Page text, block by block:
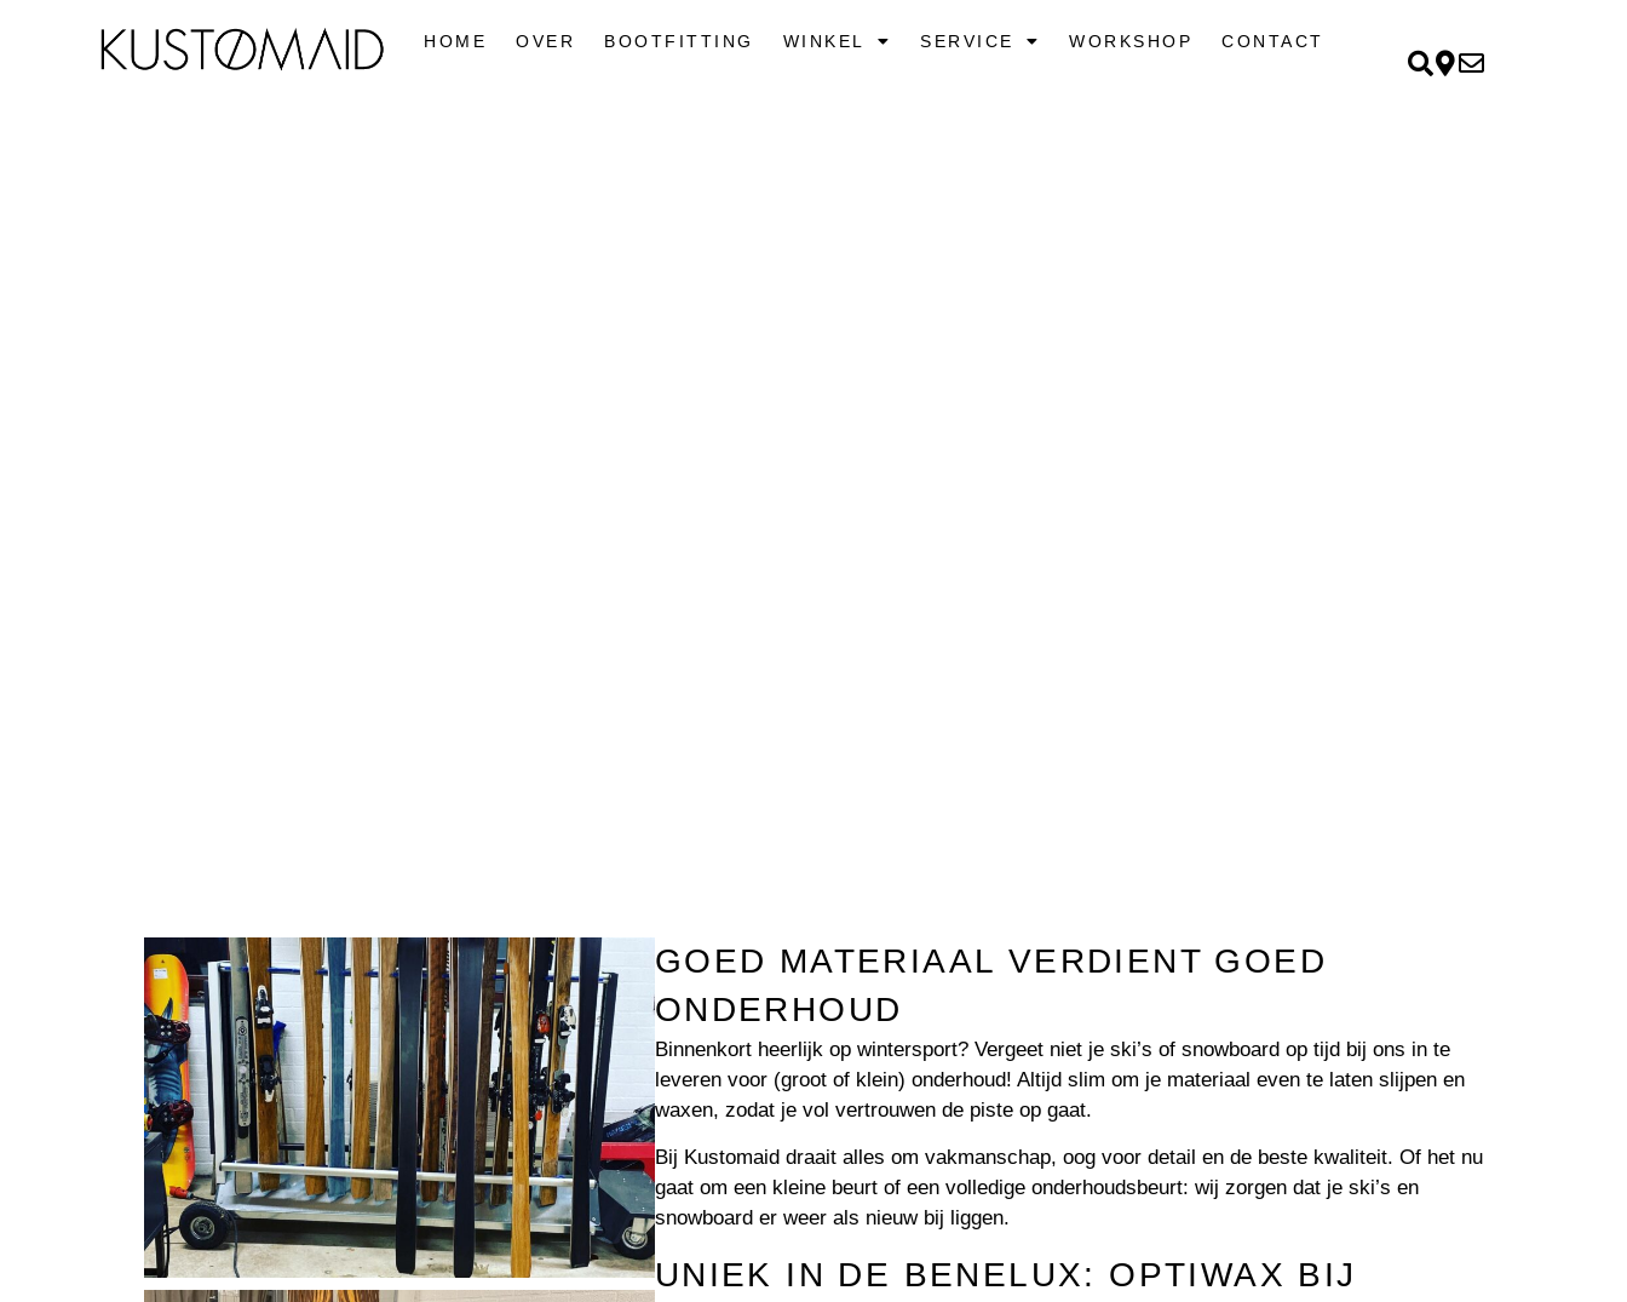
HOME OVER BOOTFITTING WINKEL SERVICE WORKSHOP CONTACT
GOED MATERIAAL VERDIENT GOED
ONDERHOUD
Binnenkort heerlijk op wintersport? Vergeet niet je ski’s of snowboard op tijd bij ons in te
leveren voor (groot of klein) onderhoud! Altijd slim om je materiaal even te laten slijpen en
waxen, zodat je vol vertrouwen de piste op gaat.
Bij Kustomaid draait alles om vakmanschap, oog voor detail en de beste kwaliteit. Of het nu
gaat om een kleine beurt of een volledige onderhoudsbeurt: wij zorgen dat je ski’s en
snowboard er weer als nieuw bij liggen.
UNIEK IN DE BENELUX: OPTIWAX BIJ